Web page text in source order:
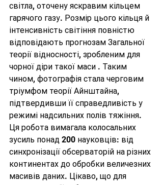
світла, оточену яскравим кільцем
гарячого газу. Розмір цього кільця й
інтенсивність світіння повністю
відповідають прогнозам Загальної
теорії відносності, зробленим для
чорної діри такої маси . Таким
чином, фотографія стала черговим
тріумфом теорії Айнштайна,
підтвердивши її справедливість у
режимі надсильних полів тяжіння.
Ця робота вимагала колосальних
зусиль понад 200 науковців: від
синхронізації обсерваторій на різних
континентах до обробки величезних
масивів даних. Цікаво, що для